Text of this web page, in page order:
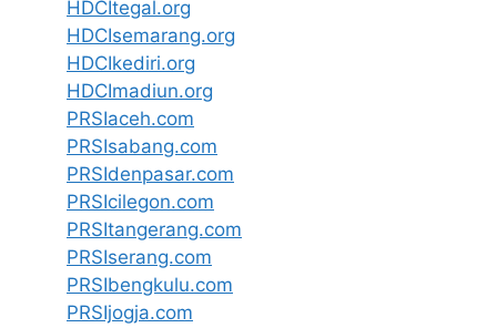
HDCItegal.org
HDCIsemarang.org
HDCIkediri.org
HDCImadiun.org
PRSIaceh.com
PRSIsabang.com
PRSIdenpasar.com
PRSIcilegon.com
PRSItangerang.com
PRSIserang.com
PRSIbengkulu.com
PRSIjogja.com